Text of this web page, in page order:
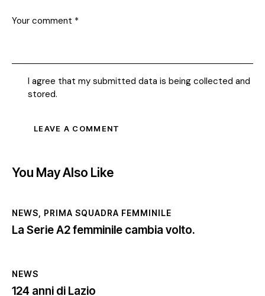
I agree that my submitted data is being collected and
stored.
You May Also Like
NEWS PRIMA SQUADRA FEMMINILE
La Serie A2 femminile cambia volto.
NEWS
124 anni di Lazio